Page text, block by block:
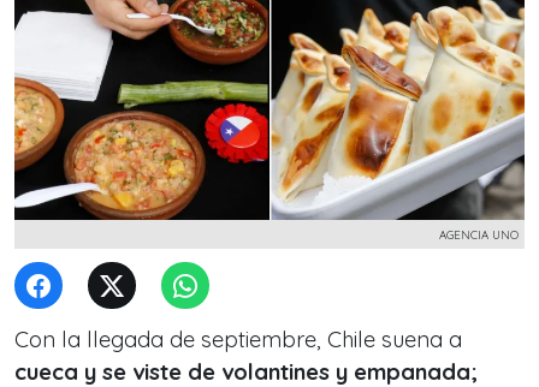
AGENCIA UNO
Con la llegada de septiembre, Chile suena a
cueca y se viste de volantines y empanada;